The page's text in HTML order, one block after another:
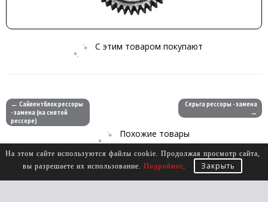
C этим товаром покупают
← Сайлентблок рессоры
- замена (на снятой
рессоре)
Серьга рессоры - замена
→
Похожие товары
На этом сайте используются файлы cookie. Продолжая просмотр сайта,
вы разрешаете их использование. Подробнее. Закрыть